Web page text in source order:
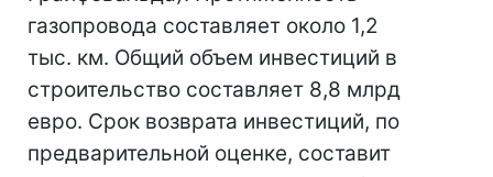
газопровода составляет около 1,2
тыс. км. Общий объем инвестиций в
строительство составляет 8,8 млрд
евро. Срок возврата инвестиций, по
предварительной оценке, составит